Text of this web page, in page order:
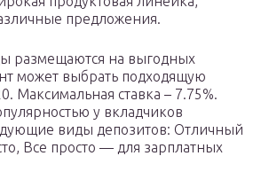
предложения.
размещаются на выгодных
может выбрать подходящую
Максимальная ставка – 7.75%.
у вкладчиков
виды депозитов: Отличный
Все просто — для зарплатных